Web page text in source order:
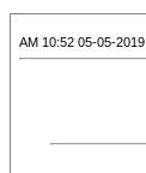
05-05-2019 10:52 AM